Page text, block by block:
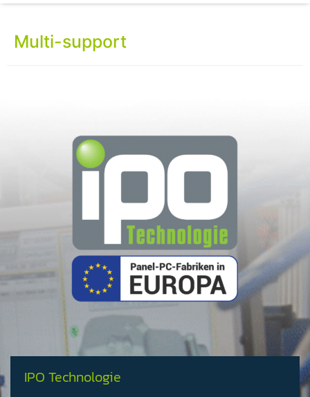
Multi-support
IPO Technologie